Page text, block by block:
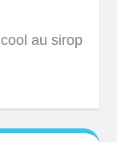
au sirop